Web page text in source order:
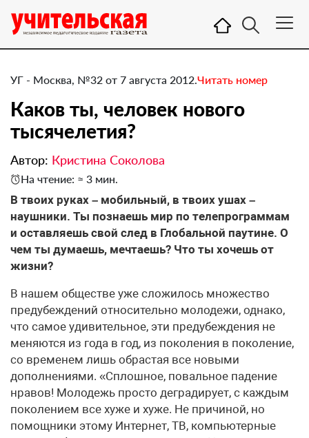
УГ - Москва, №32 от 7 августа 2012.Читать номер
Каков ты, человек нового
тысячелетия?
Автор: Кристина Соколова
На чтение: ≈ 3 мин.
В твоих руках – мобильный, в твоих ушах –
наушники. Ты познаешь мир по телепрограммам
и оставляешь свой след в Глобальной паутине. О
чем ты думаешь, мечтаешь? Что ты хочешь от
жизни?
В нашем обществе уже сложилось множество
предубеждений относительно молодежи, однако,
что самое удивительное, эти предубеждения не
меняются из года в год, из поколения в поколение,
со временем лишь обрастая все новыми
дополнениями. «Сплошное, повальное падение
нравов! Молодежь просто деградирует, с каждым
поколением все хуже и хуже. Не причиной, но
помощники этому Интернет, ТВ, компьютерные